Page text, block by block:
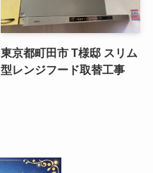
東京都町田市 T様邸 スリム
型レンジフード取替工事